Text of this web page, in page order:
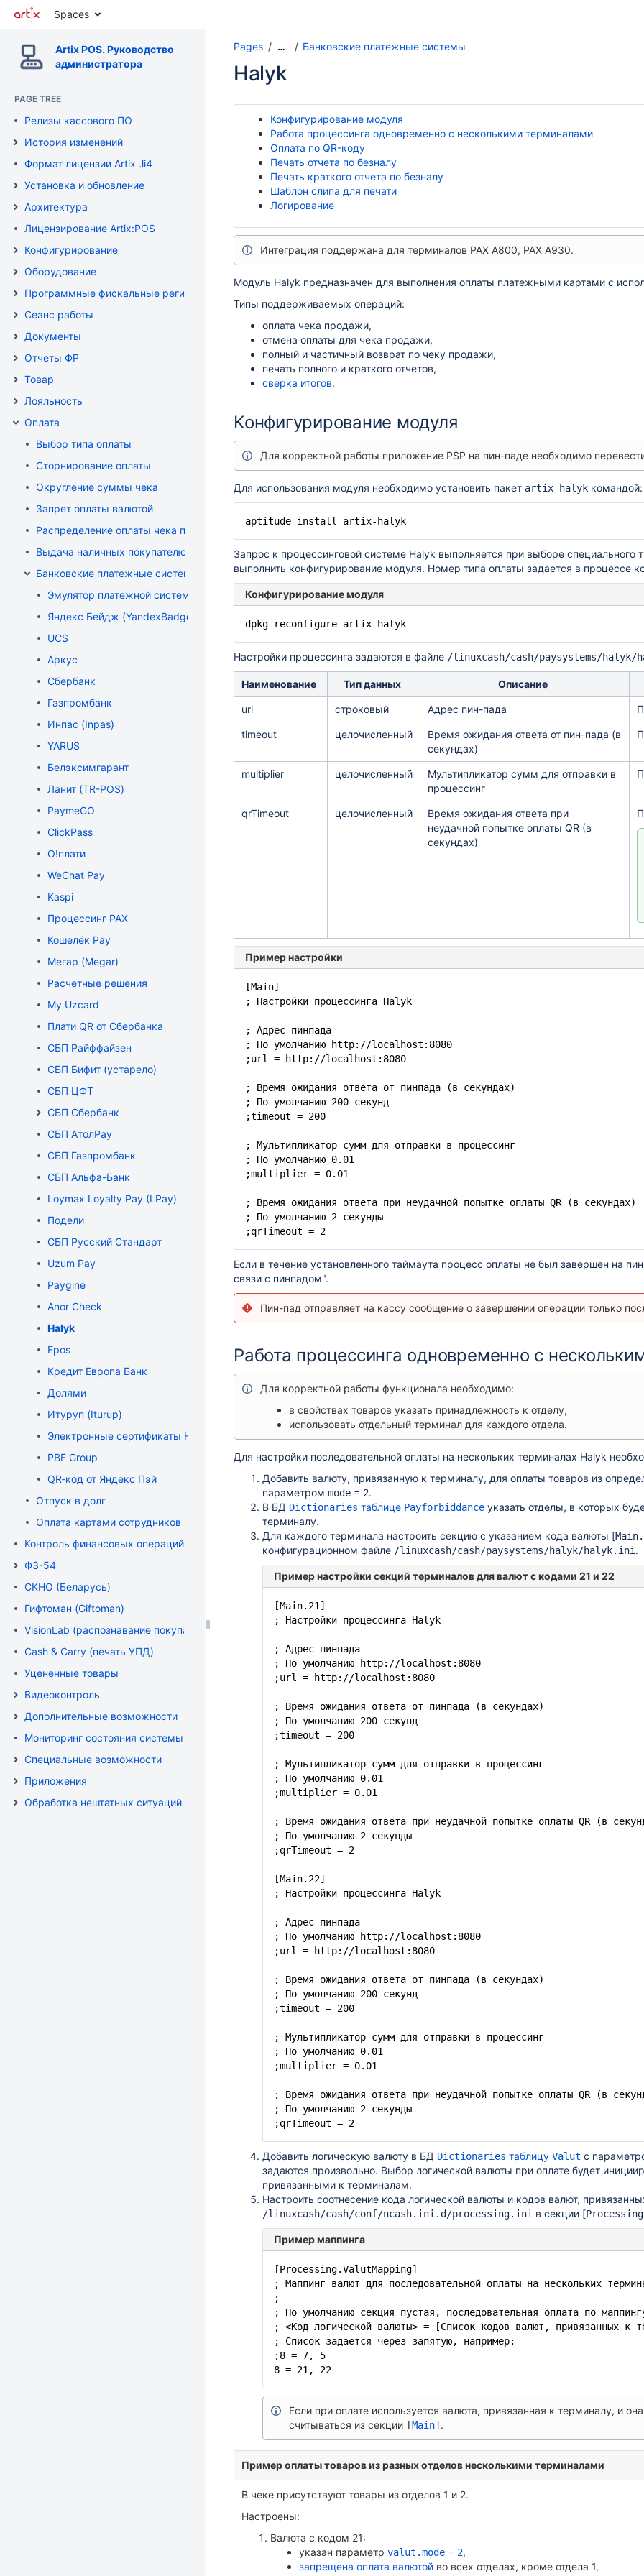
Spaces
Artix POS. Руководство
администратора
PAGE TREE
Релизы кассового ПО
История изменений
Формат лицензии Artix .li4
Установка и обновление
Архитектура
Лицензирование Artix:POS
Конфигурирование
Оборудование
Программные фискальные регистраторы
Сеанс работы
Документы
Отчеты ФР
Товар
Лояльность
Оплата
Выбор типа оплаты
Сторнирование оплаты
Округление суммы чека
Запрет оплаты валютой
Распределение оплаты чека по нескольким ФР
Выдача наличных покупателю при безналичной оплате
Банковские платежные системы
Эмулятор платежной системы "Автономный терминал"
Яндекс Бейдж (YandexBadge)
UCS
Аркус
Сбербанк
Газпромбанк
Инпас (Inpas)
YARUS
Белэксимгарант
Ланит (TR-POS)
PaymeGO
ClickPass
О!плати
WeChat Pay
Kaspi
Процессинг PAX
Кошелёк Pay
Мегар (Megar)
Расчетные решения
My Uzсard
Плати QR от Сбербанка
СБП Райффайзен
СБП Бифит (устарело)
СБП ЦФТ
СБП Сбербанк
СБП АтолPay
СБП Газпромбанк
СБП Альфа-Банк
Loymax Loyalty Pay (LPay)
Подели
СБП Русский Стандарт
Uzum Pay
Paygine
Anor Check
Halyk
Epos
Кредит Европа Банк
Долями
Итуруп (Iturup)
Электронные сертификаты НСПК
PBF Group
QR‑код от Яндекс Пэй
Отпуск в долг
Оплата картами сотрудников
Контроль финансовых операций
ФЗ-54
СКНО (Беларусь)
Гифтоман (Giftoman)
VisionLab (распознавание покупателя)
Cash & Carry (печать УПД)
Уцененные товары
Видеоконтроль
Дополнительные возможности
Мониторинг состояния системы
Специальные возможности
Приложения
Обработка нештатных ситуаций
Pages … Банковские платежные системы
Halyk
Конфигурирование модуля
Работа процессинга одновременно с несколькими терминалами
Оплата по QR-коду
Печать отчета по безналу
Печать краткого отчета по безналу
Шаблон слипа для печати
Логирование
Интеграция поддержана для терминалов PAX A800, PAX A930.
Модуль Halyk предназначен для выполнения оплаты платежными картами с
Типы поддерживаемых операций:
оплата чека продажи,
отмена оплаты для чека продажи,
полный и частичный возврат по чеку продажи,
печать полного и краткого отчетов,
сверка итогов.
Конфигурирование модуля
Для корректной работы приложение PSP на пин-паде необходимо
Для использования модуля необходимо установить пакет artix-halyk командой:
aptitude install artix-halyk
Запрос к процессинговой системе Halyk выполняется при выборе
выполнить конфигурирование модуля. Номер типа оплаты задается в процессе
Конфигурирование модуля
dpkg-reconfigure artix-halyk
Настройки процессинга задаются в файле /linuxcash/cash/paysystems/
Наименование Тип данных Описание
url строковый Адрес пин-пада
timeout целочисленный
Время ожидания ответа от пин-пада (в
секундах)
multiplier целочисленный
Мультипликатор сумм для отправки в
процессинг
qrTimeout целочисленный
Время ожидания ответа при
неудачной попытке оплаты QR (в
секундах)
Пример настройки
[Main]
; Настройки процессинга Halyk
; Адрес пинпада
; По умолчанию
http://localhost:8080
;url =
http://localhost:8080
; Время ожидания ответа от пинпада (в секундах)
; По умолчанию 200 секунд
;timeout = 200
; Мультипликатор сумм для отправки в процессинг
; По умолчанию 0.01
;multiplier = 0.01
; Время ожидания ответа при неудачной попытке оплаты QR (в секундах)
; По умолчанию 2 секунды
;qrTimeout = 2
Если в течение установленного таймаута процесс оплаты не был завершен на
связи с пинпадом".
Пин-пад отправляет на кассу сообщение о завершении операции только
Работа процессинга одновременно с
Для корректной работы функционала необходимо:
в свойствах товаров указать принадлежность к отделу,
использовать отдельный терминал для каждого отдела.
Для настройки последовательной оплаты на нескольких терминалах Halyk
Добавить валюту, привязанную к терминалу, для оплаты товаров из
параметром mode = 2.
В БД Dictionaries таблице Payforbiddance указать отделы, в которых
терминалу.
Для каждого терминала настроить секцию с указанием кода валюты [
конфигурационном файле /linuxcash/cash/paysystems/halyk/halyk.ini .
Пример настройки секций терминалов для валют с кодами 21 и 22
[Main.21]
; Настройки процессинга Halyk
; Адрес пинпада
; По умолчанию
http://localhost:8080
;url =
http://localhost:8080
; Время ожидания ответа от пинпада (в секундах)
; По умолчанию 200 секунд
;timeout = 200
; Мультипликатор сумм для отправки в процессинг
; По умолчанию 0.01
;multiplier = 0.01
; Время ожидания ответа при неудачной попытке оплаты QR (в
; По умолчанию 2 секунды
;qrTimeout = 2
[Main.22]
; Настройки процессинга Halyk
; Адрес пинпада
; По умолчанию
http://localhost:8080
;url =
http://localhost:8080
; Время ожидания ответа от пинпада (в секундах)
; По умолчанию 200 секунд
;timeout = 200
; Мультипликатор сумм для отправки в процессинг
; По умолчанию 0.01
;multiplier = 0.01
; Время ожидания ответа при неудачной попытке оплаты QR (в
; По умолчанию 2 секунды
;qrTimeout = 2
Добавить логическую валюту в БД Dictionaries таблицу Valut с
задаются произвольно. Выбор логической валюты при оплате будет
привязанными к терминалам.
Настроить соотнесение кода логической валюты и кодов валют,
/linuxcash/cash/conf/ncash.ini.d/processing.ini в секции [
Пример маппинга
[Processing.ValutMapping]
; Маппинг валют для последовательной оплаты на нескольких
;
; По умолчанию секция пустая, последовательная оплата по
; <Код логической валюты> = [Список кодов валют, привязанных к
; Список задается через запятую, например:
;8 = 7, 5
8 = 21, 22
Если при оплате используется валюта, привязанная к терминалу, и
считываться из секции [Main] .
Пример оплаты товаров из разных отделов несколькими терминалами
В чеке присутствуют товары из отделов 1 и 2.
Настроены:
Валюта с кодом 21:
указан параметр valut.mode = 2,
запрещена оплата валютой во всех отделах, кроме отдела 1,